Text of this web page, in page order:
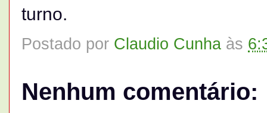
turno.
Postado por Claudio Cunha às
Nenhum comentário: